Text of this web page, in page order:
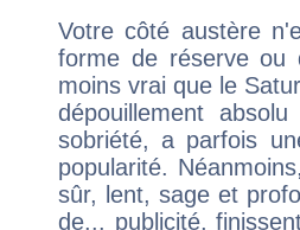
Votre côté austère
forme de réserve
moins vrai que le
dépouillement
sobriété, a parfois
popularité.
sûr, lent, sage et
de... publicité,